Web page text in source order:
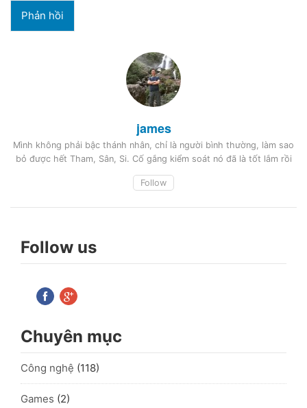
james
Mình không phải bậc thánh nhân, chỉ là người bình thường, làm sao
bỏ được hết Tham, Sân, Si. Cố gắng kiểm soát nó đã là tốt lắm rồi
Follow
Follow us
Chuyên mục
Công nghệ (118)
Games (2)